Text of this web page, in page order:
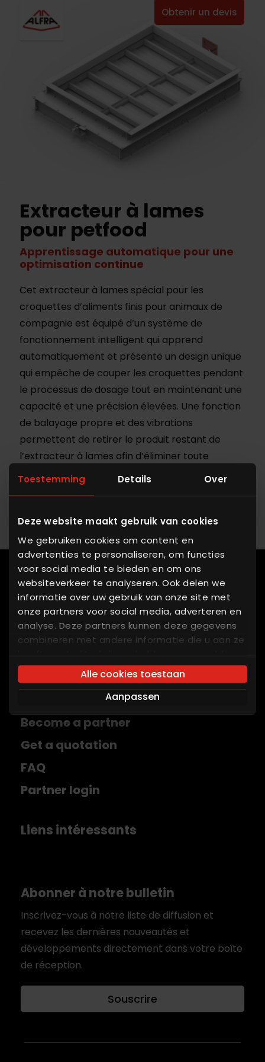
Toestemming Details Over
Deze website maakt gebruik van cookies
We gebruiken cookies om content en
advertenties te personaliseren, om functies
voor social media te bieden en om ons
websiteverkeer te analyseren. Ook delen we
informatie over uw gebruik van onze site met
onze partners voor social media, adverteren en
analyse. Deze partners kunnen deze gegevens
combineren met andere informatie die u aan ze
basis van uw gebruik van hun services. U gaat
akkoord met onze cookies als u onze website
Alle cookies toestaan
Aanpassen
Obtenir un devis
Extracteur à lames
pour petfood
Apprentissage automatique pour une
optimisation continue
Cet extracteur à lames spécial pour les
croquettes d’aliments finis pour animaux de
compagnie est équipé d’un système de
fonctionnement intelligent qui apprend
automatiquement et présente un design unique
qui empêche de couper les croquettes pendant
le processus de dosage tout en maintenant une
capacité et une précision élevées. Une fonction
de balayage propre et des vibrations
permettent de retirer le produit restant de
l’extracteur à lames afin d’éliminer toute
contamination des couleurs et des formes.
Equipment
OEM Parts
Service
References
Become a partner
Get a quotation
FAQ
Partner login
Liens intéressants
Abonner à notre bulletin
Inscrivez-vous à notre liste de diffusion et
recevez les dernières nouveautés et
développements directement dans votre boîte
de réception.
Souscrire